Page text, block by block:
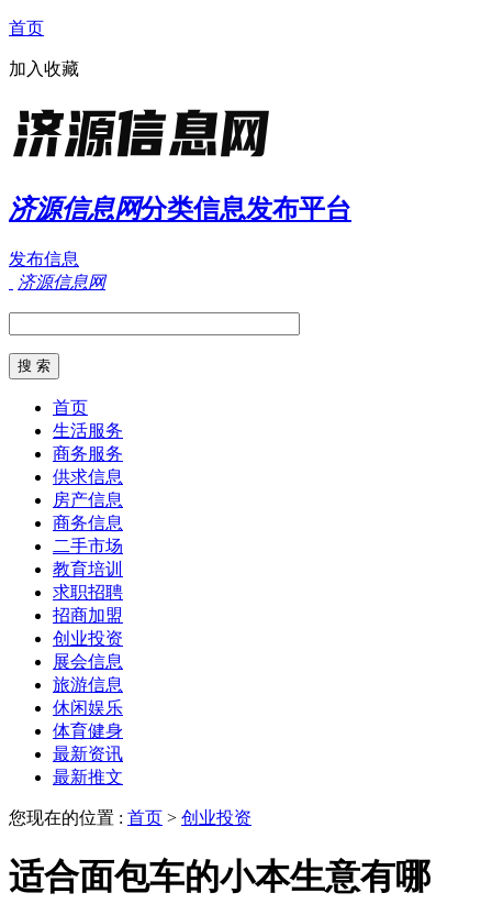
首页
加入收藏
济源信息网分类信息发布平台
发布信息
济源信息网
首页
生活服务
商务服务
供求信息
房产信息
商务信息
二手市场
教育培训
求职招聘
招商加盟
创业投资
展会信息
旅游信息
休闲娱乐
体育健身
最新资讯
最新推文
您现在的位置 : 首页 > 创业投资
适合面包车的小本生意有哪